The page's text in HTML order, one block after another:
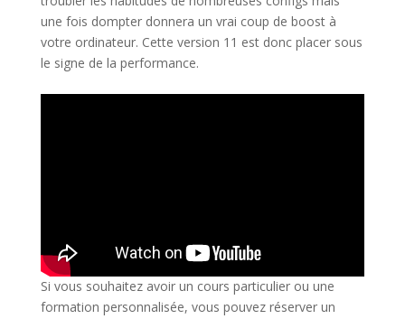
une fois dompter donnera un vrai coup de boost à
votre ordinateur. Cette version 11 est donc placer sous
le signe de la performance.
Si vous souhaitez avoir un cours particulier ou une
formation personnalisée, vous pouvez réserver un